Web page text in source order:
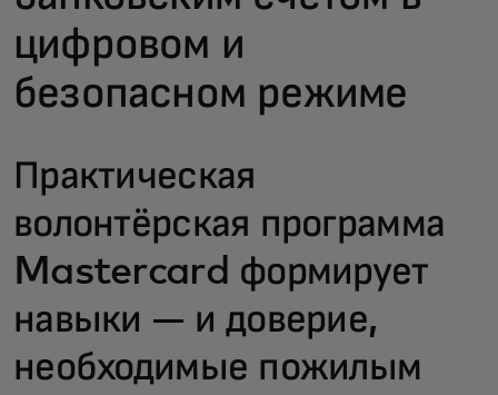
цифровом и
безопасном режиме
Практическая
волонтёрская программа
Mastercard формирует
навыки — и доверие,
необходимые пожилым